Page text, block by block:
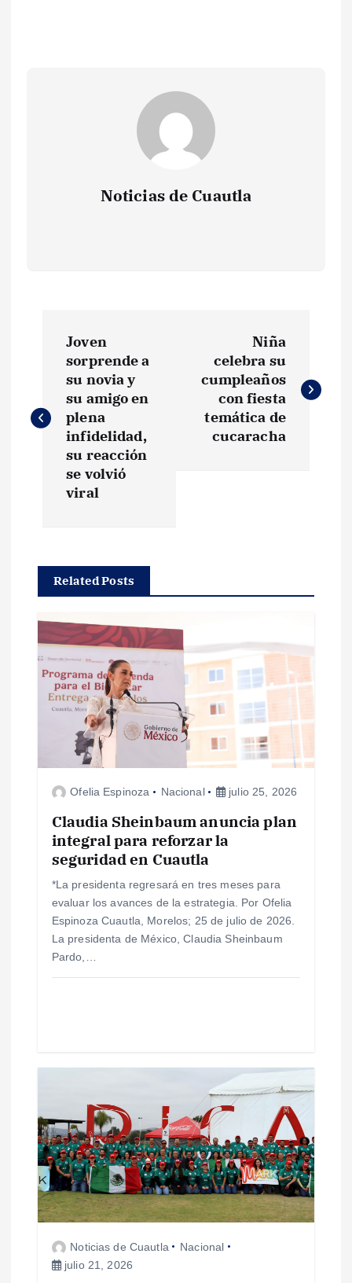
Noticias de Cuautla
v
c
ó
n
s
Joven
sorprende a
su novia y
su amigo en
plena
infidelidad,
su reacción
se volvió
viral
Niña
celebra su
cumpleaños
con fiesta
temática de
cucaracha
Related Posts
Ofelia Espinoza Nacional julio 25, 2026
Claudia Sheinbaum anuncia plan
integral para reforzar la
seguridad en Cuautla
*La presidenta regresará en tres meses para
evaluar los avances de la estrategia. Por Ofelia
Espinoza Cuautla, Morelos; 25 de julio de 2026.
La presidenta de México, Claudia Sheinbaum
Pardo,…
Noticias de Cuautla
Nacional
julio 21, 2026